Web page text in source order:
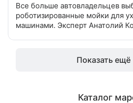
Все больше автовладельцев
роботизированные мойки для
машинами. Эксперт Анатолий
Показать ещё
Каталог